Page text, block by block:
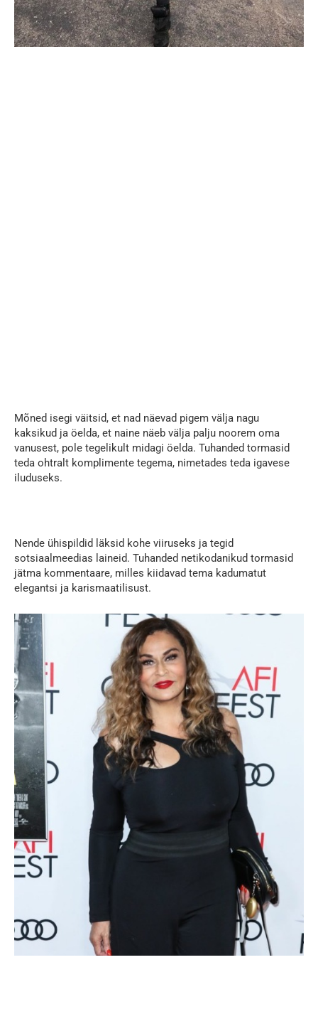
Mõned isegi väitsid, et nad näevad pigem välja nagu
kaksikud ja öelda, et naine näeb välja palju noorem oma
vanusest, pole tegelikult midagi öelda. Tuhanded tormasid
teda ohtralt komplimente tegema, nimetades teda igavese
iluduseks.
Nende ühispildid läksid kohe viiruseks ja tegid
sotsiaalmeedias laineid. Tuhanded netikodanikud tormasid
jätma kommentaare, milles kiidavad tema kadumatut
elegantsi ja karismaatilisust.